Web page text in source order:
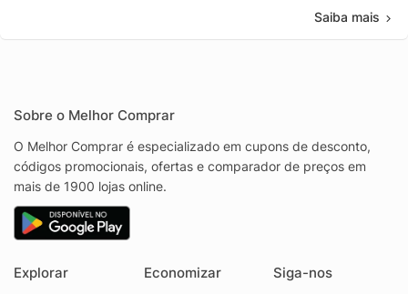
Saiba mais
Sobre o Melhor Comprar
O Melhor Comprar é especializado em cupons de desconto,
códigos promocionais, ofertas e comparador de preços em
mais de 1900 lojas online.
Explorar Economizar Siga-nos